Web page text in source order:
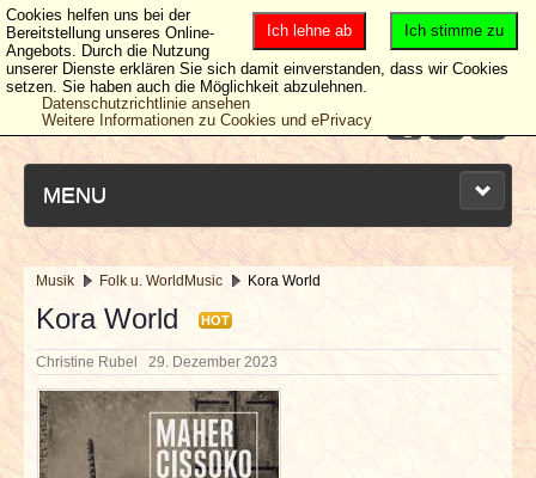
MENU
NEUESTE ARTIKEL
NEWS & DATES
BERICHTE
Musik Folk u. WorldMusic Kora World
Kora World HOT
Christine Rubel 29. Dezember 2023
Ich stimme zu
Ich lehne ab
Cookies helfen uns bei der
Bereitstellung unseres Online-
Angebots. Durch die Nutzung
unserer Dienste erklären Sie sich damit einverstanden, dass wir Cookies
setzen. Sie haben auch die Möglichkeit abzulehnen.
Datenschutzrichtlinie ansehen
Weitere Informationen zu Cookies und ePrivacy